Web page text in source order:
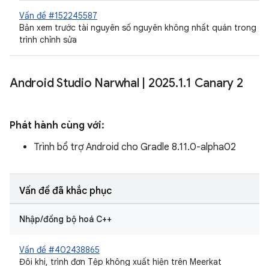
Vấn đề #152245587
Bản xem trước tài nguyên số nguyên không nhất quán trong
trình chỉnh sửa
Android Studio Narwhal 2025.1.1 Canary 2
Phát hành cùng với:
Trình bổ trợ Android cho Gradle 8.11.0-alpha02
Vấn đề đã khắc phục
Nhập/đồng bộ hoá C++
Vấn đề #402438865
Đôi khi, trình đơn Tệp không xuất hiện trên Meerkat